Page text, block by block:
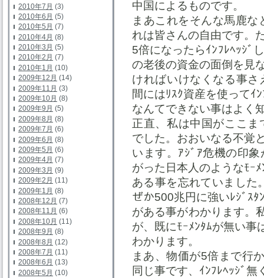
2010年7月 (3)
2010年6月 (5)
2010年5月 (7)
2010年4月 (8)
2010年3月 (5)
2010年2月 (7)
2010年1月 (10)
2009年12月 (14)
2009年11月 (3)
2009年10月 (8)
2009年9月 (5)
2009年8月 (8)
2009年7月 (6)
2009年6月 (8)
2009年5月 (6)
2009年4月 (7)
2009年3月 (9)
2009年2月 (11)
2009年1月 (8)
2008年12月 (7)
2008年11月 (6)
2008年10月 (11)
2008年9月 (8)
2008年8月 (12)
2008年7月 (11)
2008年6月 (13)
2008年5月 (10)
中国によるものです。
まあこれをそんな馬鹿
れは皆さんの自由です。
5倍になったらｲﾝﾌﾚﾍｯｼﾞ
の老後の資金の面倒を見
ければいけなくなる事
間にはﾘｽｸ資産を使ってｲ
なんてできない事はよく
正直、私は中国がここ
でした。おおいなる不覚
います。ｱｼﾞｱ危機の印
がった日本人のようなﾓｰﾒ
ある事を忘れていました
ぜか500兆円に強いﾚｼﾞｽﾀ
がある事がわかります。
が、既にﾓｰﾒﾝﾀﾑが無い事
わかります。
まあ、物価が5倍まで行
同じ事です、ｲﾝﾌﾚﾍｯｼﾞ無